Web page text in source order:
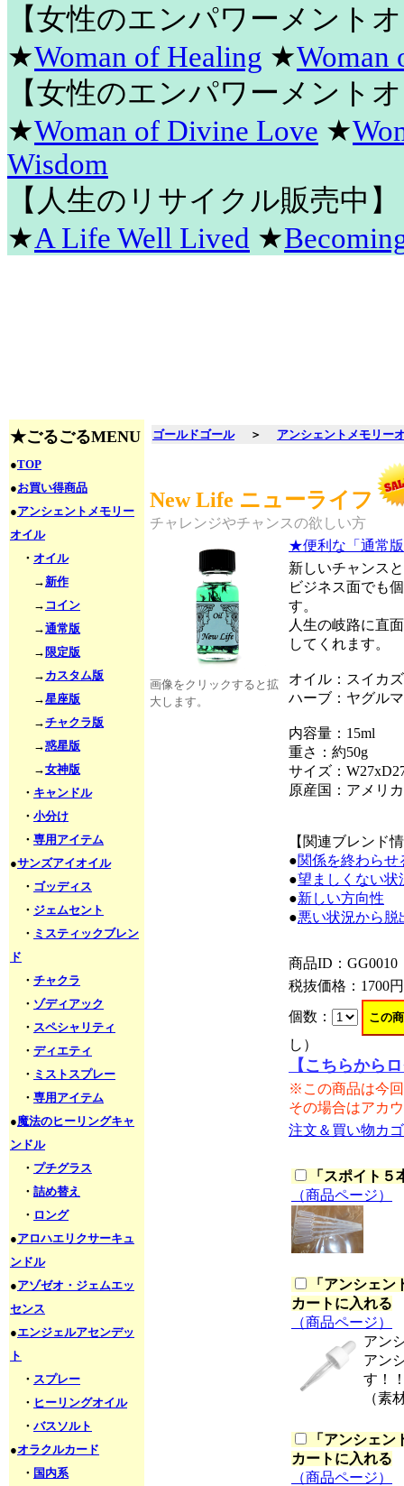
【女性のエンパワーメント
★Woman of Healing ★Woman
【女性のエンパワーメント
★Woman of Divine Love ★
Wisdom
【人生のリサイクル販売中】
★A Life Well Lived ★
★ごるごるMENU
●TOP
●お買い得商品
●アンシェントメモリー
オイル
・ オイル
→新作
→ コイン
→通常版
→ 限定版
→ カスタム版
→星座版
→チャクラ版
→惑星版
→女神版
・ キャンドル
・ 小分け
・ 専用アイテム
●サンズアイオイル
・ ゴッディス
・ ジェムセント
・ ミスティックブレン
ド
・ チャクラ
・ ゾディアック
・ スペシャリティ
・ ディエティ
・ ミストスプレー
・ 専用アイテム
●魔法のヒーリングキャ
ンドル
・ プチグラス
・ 詰め替え
・ ロング
●アロハエリクサーキュ
ンドル
●アゾゼオ・ジェムエッ
センス
●エンジェルアセンデッ
ト
・ スプレー
・ ヒーリングオイル
・ バスソルト
●オラクルカード
・ 国内系
ゴールドゴール ＞ アンシェントメモリー
New Life ニューライフ
チャレンジやチャンスの欲しい方
画像をクリックすると拡
大します。
★便利な「通常
新しいチャンス
ビジネス面でも
す。
人生の岐路に直
してくれます。
オイル：スイカ
ハーブ：ヤグル
内容量：15ml
重さ：約50g
サイズ：
原産国：アメリカ
【関連ブレンド
●関係を終わらせ
●望ましくない状
●新しい方向性
●悪い状況から脱
商品ID：GG0010
税抜価格： 1700円
個数：
し）
【こちらから
※この商品は今
その場合はアカ
注文＆買い物カ
「 スポイト５
（商品ページ）
「 アンシェン
カートに入れる
（商品ページ）
アン
アン
す！
（素
「 アンシェン
カートに入れる
（商品ページ）